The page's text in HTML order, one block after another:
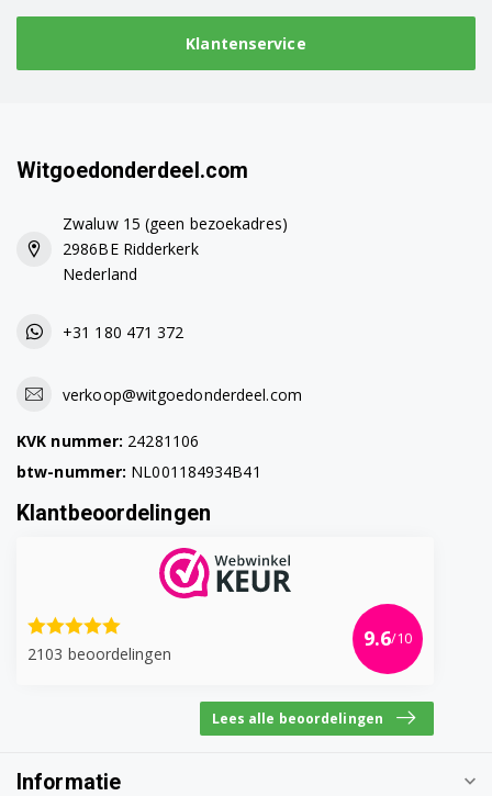
BCH6ATH25K/01
BCH6ATH25K/03
BCH6ATH25K/06
BCH6ATH25L/01
BCH6L2560/04
BCH6L2560/09
BCH6L2561/09
Klantenservice
Witgoedonderdeel.com
Zwaluw 15 (geen bezoekadres)
2986BE Ridderkerk
Nederland
+31 180 471 372
verkoop@witgoedonderdeel.com
KVK nummer: 24281106
btw-nummer: NL001184934B41
Klantbeoordelingen
2103 beoordelingen
9.6/10
Lees alle beoordelingen
Informatie